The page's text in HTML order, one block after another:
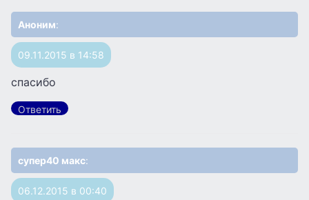
Аноним:
09.11.2015 в 14:58
спасибо
Ответить
супер40 макс:
06.12.2015 в 00:40